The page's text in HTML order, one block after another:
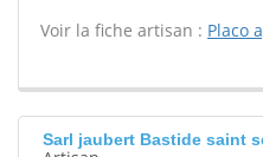
Voir la fiche artisan : Placo
Sarl jaubert Bastide saint